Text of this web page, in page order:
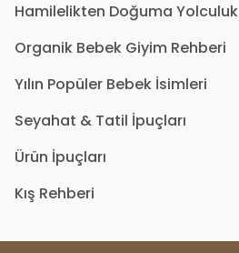
Hamilelikten Doğuma Yolculuk
Organik Bebek Giyim Rehberi
Yılın Popüler Bebek İsimleri
Seyahat & Tatil İpuçları
Ürün İpuçları
Kış Rehberi